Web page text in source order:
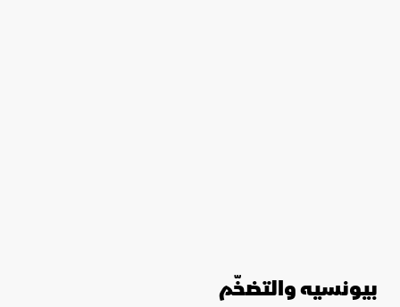
بيونسيه والتضخّم